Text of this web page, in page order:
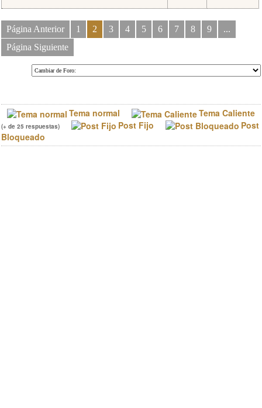
Página Anterior 1 2 3 4 5 6 7 8 9
...
Página Siguiente
Tema normal Tema Caliente
(+ de 25 respuestas) Post Fijo
Post
Bloqueado